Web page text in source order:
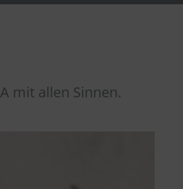
mit allen Sinnen.